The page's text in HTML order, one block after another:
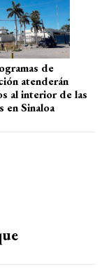
de
atenderán
al interior de las
en Sinaloa